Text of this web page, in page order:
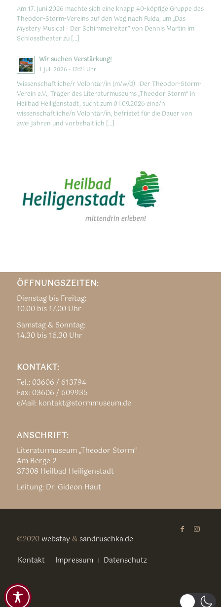
Am 17. Juni 2026 machte sich eine knapp 40-köpfige Gruppe des
Theodor-Storm-Vereins auf den Weg nach Fulda, um „Das
Mystery Musical – Der Schimmelreiter” von Dennis Martin im
Schlosstheater zu […]
Wir suchen Verstärkung!
1. Juli 2026 - 13:21 Uhr
Wissenschaftliche/r Volontär/in (m/w/d) Der Theodor-Storm-
Verein e.V., Träger des Literaturmuseums „Theodor Storm“ in
Heilbad Heiligenstadt, sucht zum 01.09.2026 eine/n
wissenschaftliche/n Volontär/in, befristet für die Dauer von
zwei Jahren und vorbehaltlich […]
ÖFFNUNGSZEITEN:
Dienstag bis Freitag:
10.00 bis 17.00 Uhr
Samstag & Sonntag:
14.30 bis 16.30 Uhr
KONTAKT:
Tel.: 03606 / 613794
Fax: 03606 / 609935
eMail: kontakt@stormmuseum.de
ANSCHRIFT:
Literaturmuseum „Theodor Storm“
Am Berge 2
37308 Heilbad Heiligenstadt
Leitung: Dr. Gideon Haut
©2020 webstay&sandruschka.de
Kontakt
Impressum Datenschutz